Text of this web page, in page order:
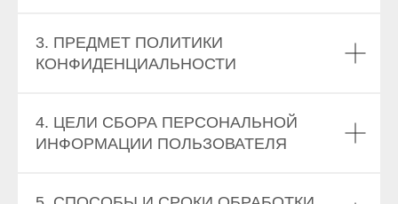
3. ПРЕДМЕТ ПОЛИТИКИ
КОНФИДЕНЦИАЛЬНОСТИ
4. ЦЕЛИ СБОРА ПЕРСОНАЛЬНОЙ
ИНФОРМАЦИИ ПОЛЬЗОВАТЕЛЯ